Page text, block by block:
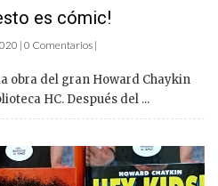
es cómic!
| 0 Comentarios |
obra del gran Howard Chaykin
HC. Después del ...